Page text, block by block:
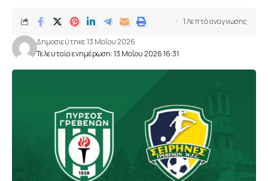
Τελευταία ενημέρωση: 13 Μαΐου 2026 16:31
Δημοσιεύτηκε 13 Μαΐου 2026
1 Λεπτά αναγνωσης